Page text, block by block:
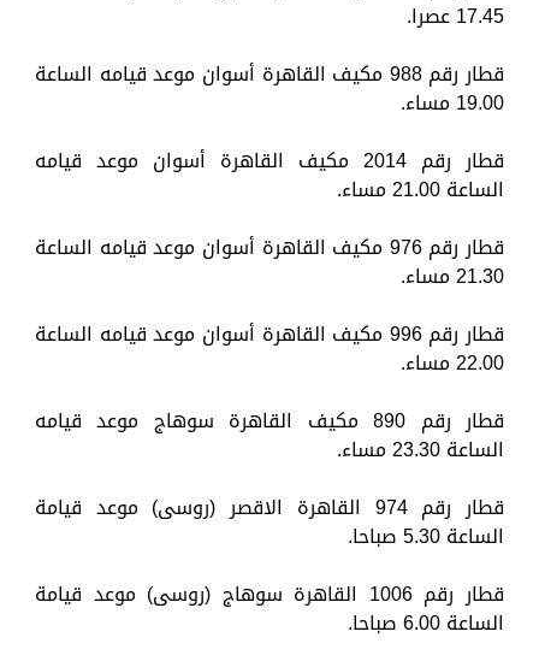
17.45 عصرا.
قطار رقم 988 مكيف القاهرة أسوان موعد قيامه الساعة
19.00 مساء.
قطار رقم 2014 مكيف القاهرة أسوان موعد قيامه
الساعة 21.00 مساء.
قطار رقم 976 مكيف القاهرة أسوان موعد قيامه الساعة
21.30 مساء.
قطار رقم 996 مكيف القاهرة أسوان موعد قيامه الساعة
22.00 مساء.
قطار رقم 890 مكيف القاهرة سوهاج موعد قيامه
الساعة 23.30 مساء.
قطار رقم 974 القاهرة الاقصر (روسى) موعد قيامة
الساعة 5.30 صباحا.
قطار رقم 1006 القاهرة سوهاج (روسى) موعد قيامة
الساعة 6.00 صباحا.